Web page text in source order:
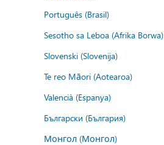
Português (Brasil)
Sesotho sa Leboa (Afrika Borwa)
Slovenski (Slovenija)
Te reo Māori (Aotearoa)
Valencià (Espanya)
Български (България)
Монгол (Монгол)